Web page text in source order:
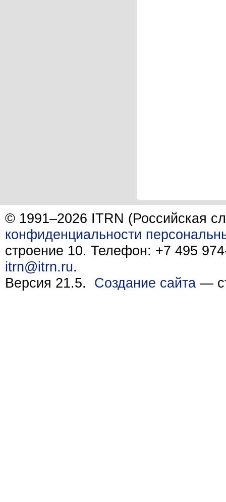
© 1991–2026 ITRN (Российская
конфиденциальности
строение 10. Телефон: +7 495
itrn@itrn.ru.
Версия 21.5. Создание сайта —